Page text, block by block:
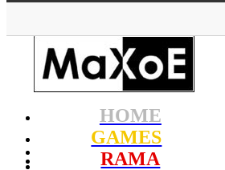
HOME
GAMES
RAMA